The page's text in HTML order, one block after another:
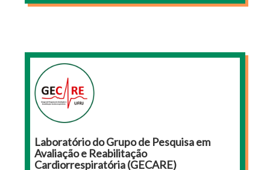
Laboratório do Grupo de Pesquisa em
Avaliação e Reabilitação
Cardiorrespiratória (GECARE)